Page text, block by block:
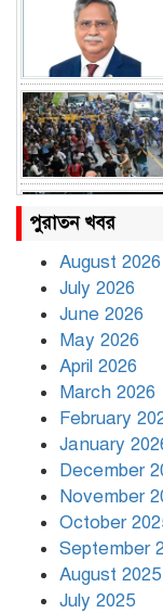
পুরাতন খবর
August 2026
July 2026
June 2026
May 2026
April 2026
March 2026
February
January
December
November
October
September
August 2025
July 2025